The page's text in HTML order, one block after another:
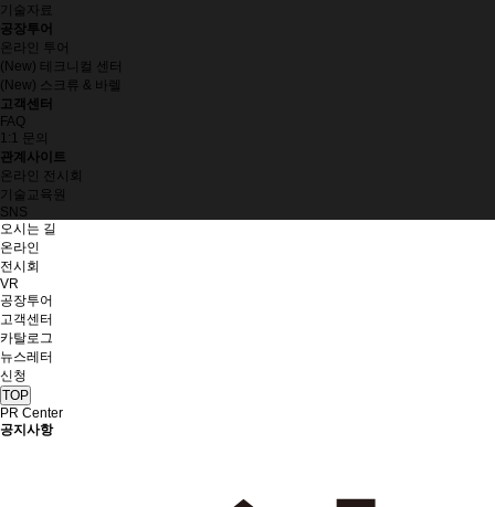
기술자료
공장투어
온라인 투어
(New) 테크니컬 센터
(New) 스크류 & 바렐
고객센터
FAQ
1:1 문의
관계사이트
온라인 전시회
기술교육원
SNS
오시는 길
온라인
전시회
VR
공장투어
고객센터
카탈로그
뉴스레터
신청
TOP
PR Center
공지사항